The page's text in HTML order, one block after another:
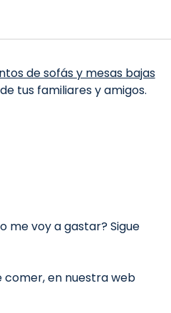
de sofás y mesas bajas
tus familiares y amigos.
me voy a gastar? Sigue
en nuestra web